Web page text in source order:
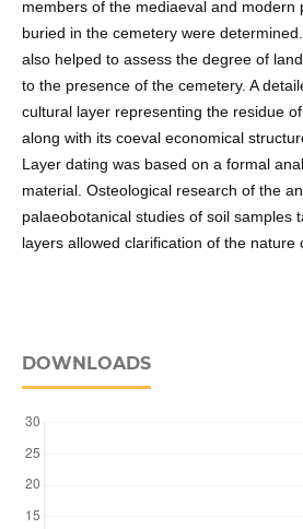
members of the mediaeval and modern
buried in the cemetery were
also helped to assess the degree of
to the presence of the cemetery. A
cultural layer representing the residue
along with its coeval economical
Layer dating was based on a formal
material. Osteological research of the
palaeobotanical studies of soil samples
layers allowed clarification of the nature
DOWNLOADS